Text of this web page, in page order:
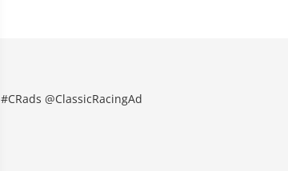
#CRads @ClassicRacingAd